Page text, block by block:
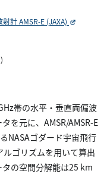
計 AMSR-E (JAXA)
帯の水平・垂直両偏波
を元に、AMSR/AMSR-E
NASAゴダード宇宙飛行
ゴリズムを用いて算出
の空間分解能は25 km